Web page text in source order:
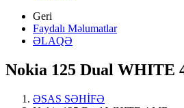
Geri
Faydalı Məlumatlar
ƏLAQƏ
Nokia 125 Dual WHITE
ƏSAS SƏHİFƏ